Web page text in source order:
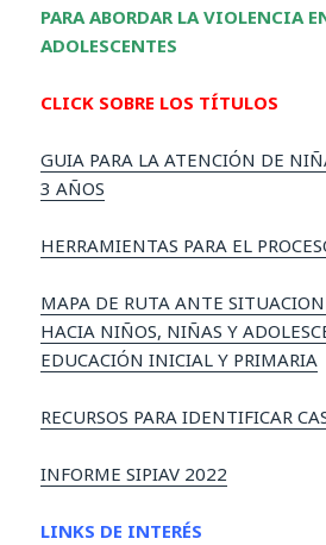
PARA ABORDAR LA VIOLENCIA
ADOLESCENTES
CLICK SOBRE LOS TÍTULOS
GUIA PARA LA ATENCIÓN DE
3 AÑOS
HERRAMIENTAS PARA EL
MAPA DE RUTA ANTE
HACIA NIÑOS, NIÑAS Y
EDUCACIÓN INICIAL Y PRIMARIA
RECURSOS PARA IDENTIFICAR
INFORME SIPIAV 2022
LINKS DE INTERÉS